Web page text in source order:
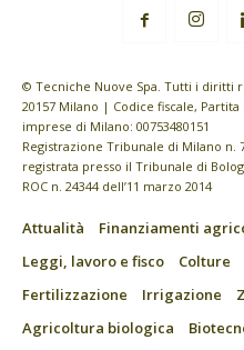
© Tecniche Nuove Spa. Tutti i diritti
20157 Milano | Codice fiscale,
imprese di Milano: 00753480151
Registrazione Tribunale di Milano n.
registrata presso il Tribunale di
ROC n. 24344 dell’11 marzo 2014
Attualità Finanziamenti
Leggi, lavoro e fisco
Colture
Fertilizzazione
Irrigazione
Agricoltura biologica